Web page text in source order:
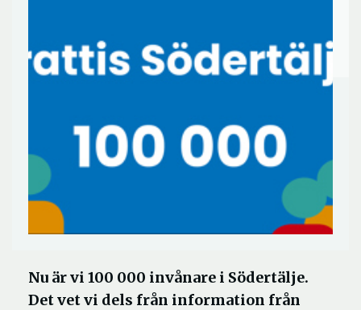
Nu är vi 100 000 invånare i Södertälje.
Det vet vi dels från information från